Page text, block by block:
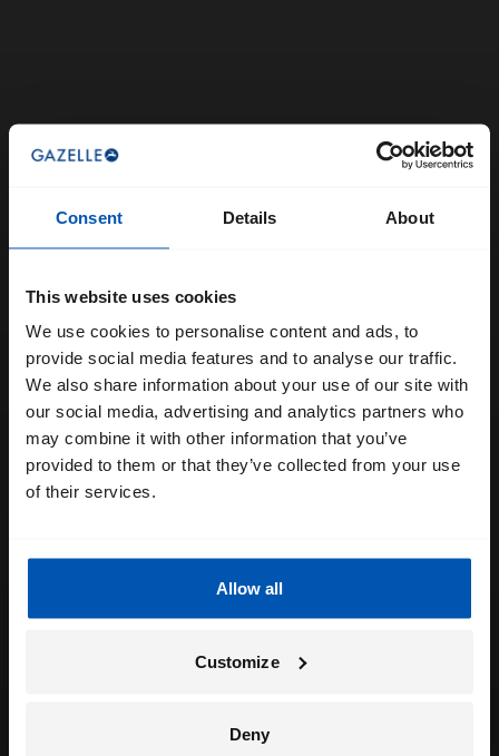
Consent Details About
This website uses cookies
We use cookies to personalise content and ads, to
provide social media features and to analyse our traffic.
We also share information about your use of our site with
our social media, advertising and analytics partners who
may combine it with other information that you’ve
provided to them or that they’ve collected from your use
of their services.
Allow all
Customize
Deny